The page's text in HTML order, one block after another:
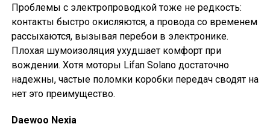
Проблемы с электропроводкой тоже не редкость:
контакты быстро окисляются, а провода со временем
рассыхаются, вызывая перебои в электронике.
Плохая шумоизоляция ухудшает комфорт при
вождении. Хотя моторы Lifan Solano достаточно
надежны, частые поломки коробки передач сводят на
нет это преимущество.
Daewoo Nexia